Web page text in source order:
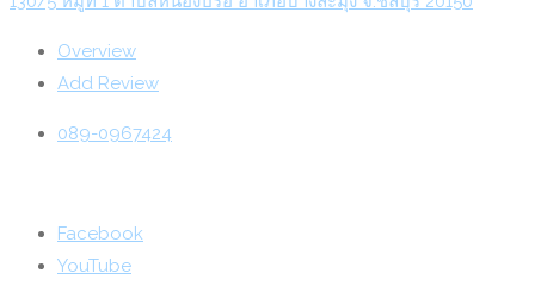
Overview
Add Review
089-0967424
Facebook
YouTube